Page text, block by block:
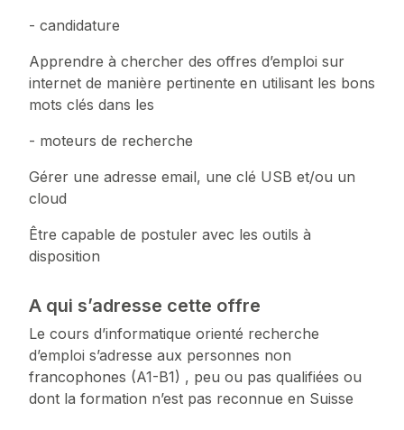
- candidature
Apprendre à chercher des offres d’emploi sur
internet de manière pertinente en utilisant les bons
mots clés dans les
- moteurs de recherche
Gérer une adresse email, une clé USB et/ou un
cloud
Être capable de postuler avec les outils à
disposition
A qui s’adresse cette offre
Le cours d’informatique orienté recherche
d’emploi s’adresse aux personnes non
francophones (A1-B1) , peu ou pas qualifiées ou
dont la formation n’est pas reconnue en Suisse